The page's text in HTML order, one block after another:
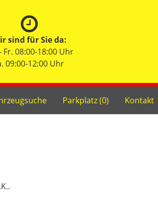
sind für Sie da:
Fr. 08:00-18:00 Uhr
09:00-12:00 Uhr
Parkplatz (0) Kontakt